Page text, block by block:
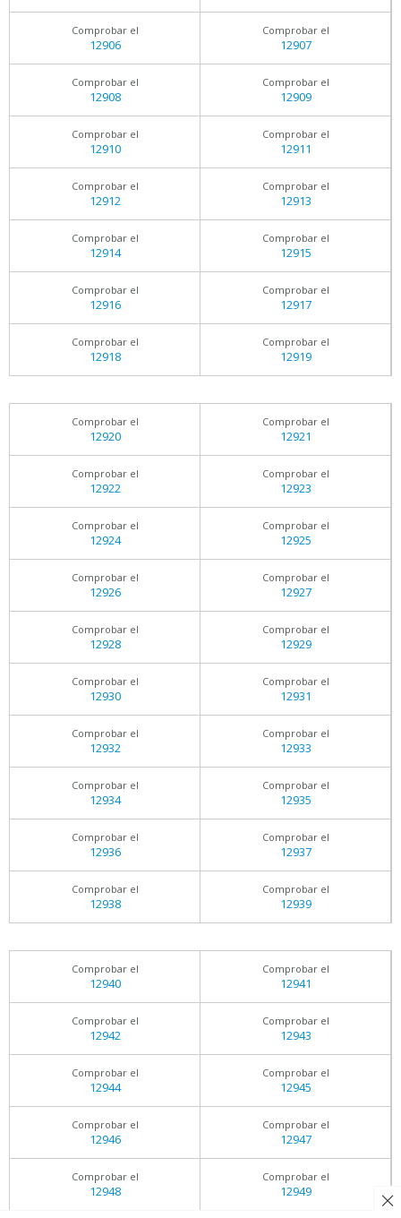
Comprobar el
12906
Comprobar el
12907
Comprobar el
12908
Comprobar el
12909
Comprobar el
12910
Comprobar el
12911
Comprobar el
12912
Comprobar el
12913
Comprobar el
12914
Comprobar el
12915
Comprobar el
12916
Comprobar el
12917
Comprobar el
12918
Comprobar el
12919
Comprobar el
12920
Comprobar el
12921
Comprobar el
12922
Comprobar el
12923
Comprobar el
12924
Comprobar el
12925
Comprobar el
12926
Comprobar el
12927
Comprobar el
12928
Comprobar el
12929
Comprobar el
12930
Comprobar el
12931
Comprobar el
12932
Comprobar el
12933
Comprobar el
12934
Comprobar el
12935
Comprobar el
12936
Comprobar el
12937
Comprobar el
12938
Comprobar el
12939
Comprobar el
12940
Comprobar el
12941
Comprobar el
12942
Comprobar el
12943
Comprobar el
12944
Comprobar el
12945
Comprobar el
12946
Comprobar el
12947
Comprobar el
12948
Comprobar el
12949